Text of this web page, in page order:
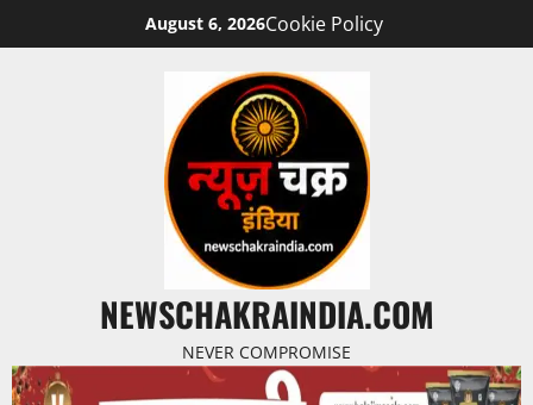
August 6, 2026Cookie Policy
NEWSCHAKRAINDIA.COM
NEVER COMPROMISE